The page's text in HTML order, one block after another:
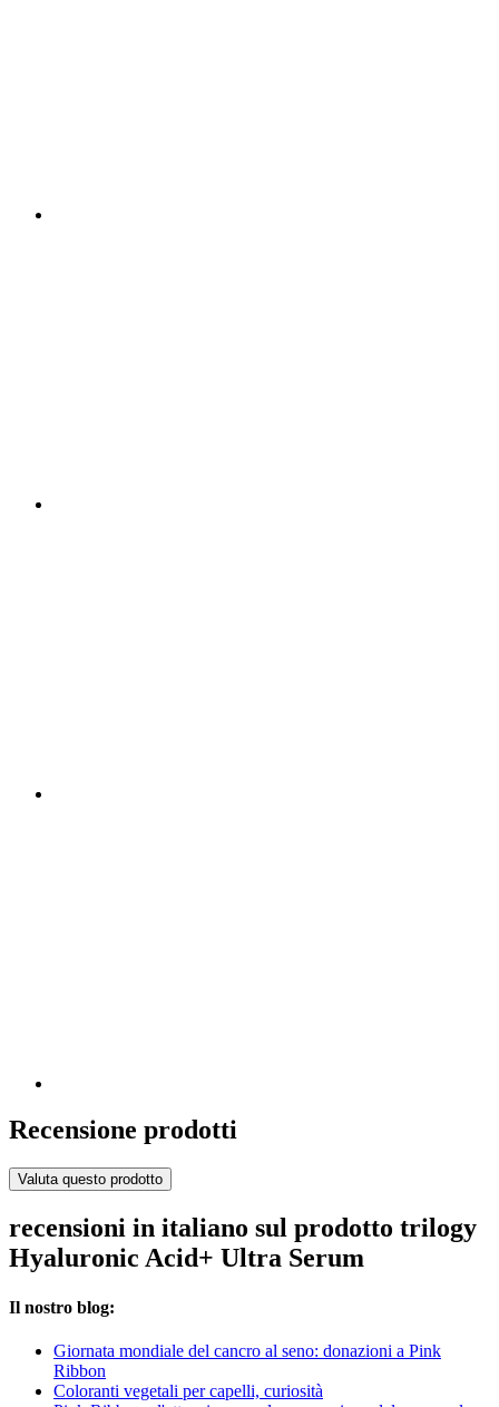
Recensione prodotti
Valuta questo prodotto
recensioni in italiano sul prodotto trilogy
Hyaluronic Acid+ Ultra Serum
Il nostro blog:
Giornata mondiale del cancro al seno: donazioni a Pink
Ribbon
Coloranti vegetali per capelli, curiosità